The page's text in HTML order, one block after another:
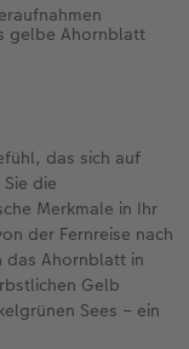
gelbe Ahornblatt
das sich auf
die
Merkmale in Ihr
der Fernreise nach
das Ahornblatt in
Gelb
Sees – ein